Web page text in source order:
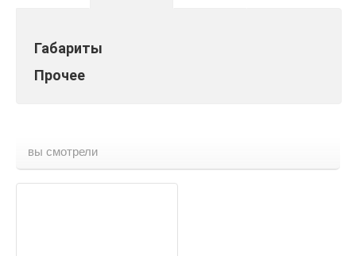
Габариты
Прочее
вы смотрели